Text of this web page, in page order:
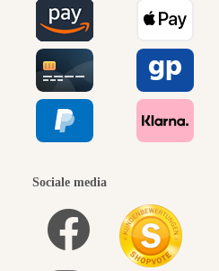
Sociale media